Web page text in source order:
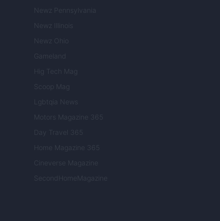
Newz Pennsylvania
Newz Illinois
Newz Ohio
Gameland
Hig Tech Mag
Scoop Mag
Lgbtqia News
Motors Magazine 365
Day Travel 365
Home Magazine 365
Cineverse Magazine
SecondHomeMagazine